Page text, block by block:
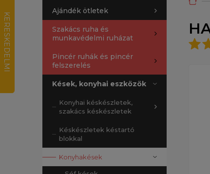
Ajándék ötletek
Szakács ruha és
munkavédelmi ruházat
Pincér ruhák és pincér
felszerelés
Kések, konyhai eszközök
Konyhai késkészletek,
szakács késkészletek
Késkészletek késtartó
blokkal
Konyhakések
K
E
R
E
S
K
E
D
E
L
M
I
R
T
É
K
E
L
É